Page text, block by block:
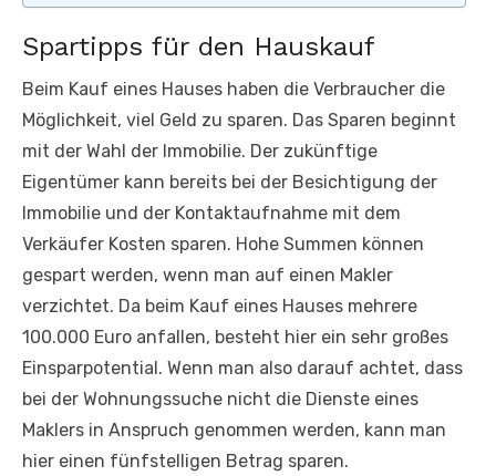
Spartipps für den Hauskauf
Beim Kauf eines Hauses haben die Verbraucher die
Möglichkeit, viel Geld zu sparen. Das Sparen beginnt
mit der Wahl der Immobilie. Der zukünftige
Eigentümer kann bereits bei der Besichtigung der
Immobilie und der Kontaktaufnahme mit dem
Verkäufer Kosten sparen. Hohe Summen können
gespart werden, wenn man auf einen Makler
verzichtet. Da beim Kauf eines Hauses mehrere
100.000 Euro anfallen, besteht hier ein sehr großes
Einsparpotential. Wenn man also darauf achtet, dass
bei der Wohnungssuche nicht die Dienste eines
Maklers in Anspruch genommen werden, kann man
hier einen fünfstelligen Betrag sparen.